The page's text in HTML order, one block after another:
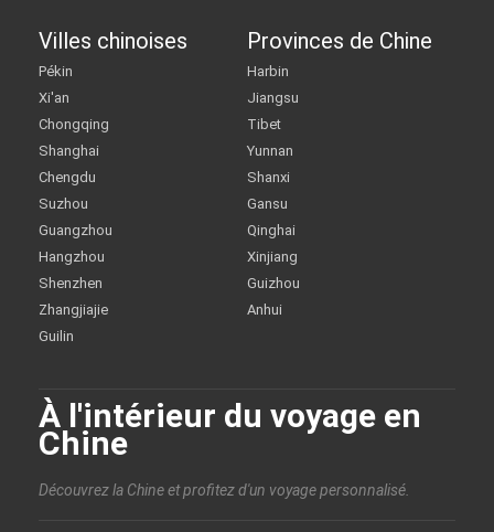
Villes chinoises
Pékin
Xi'an
Chongqing
Shanghai
Chengdu
Suzhou
Guangzhou
Hangzhou
Shenzhen
Zhangjiajie
Guilin
Provinces de Chine
Harbin
Jiangsu
Tibet
Yunnan
Shanxi
Gansu
Qinghai
Xinjiang
Guizhou
Anhui
À l'intérieur du voyage en
Chine
Découvrez la Chine et profitez d'un voyage personnalisé.